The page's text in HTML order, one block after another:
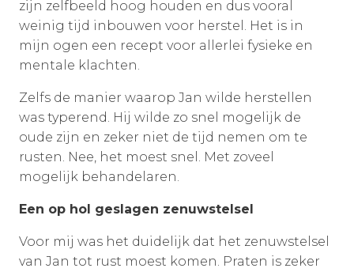
zijn zelfbeeld hoog houden en dus vooral
weinig tijd inbouwen voor herstel. Het is in
mijn ogen een recept voor allerlei fysieke en
mentale klachten.
Zelfs de manier waarop Jan wilde herstellen
was typerend. Hij wilde zo snel mogelijk de
oude zijn en zeker niet de tijd nemen om te
rusten. Nee, het moest snel. Met zoveel
mogelijk behandelaren.
Een op hol geslagen zenuwstelsel
Voor mij was het duidelijk dat het zenuwstelsel
van Jan tot rust moest komen. Praten is zeker